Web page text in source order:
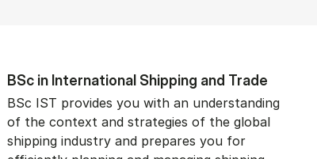
BSc in In­ter­na­tion­al Ship­ping and Trade
BSc IST provides you with an understanding
of the context and strategies of the global
shipping industry and prepares you for